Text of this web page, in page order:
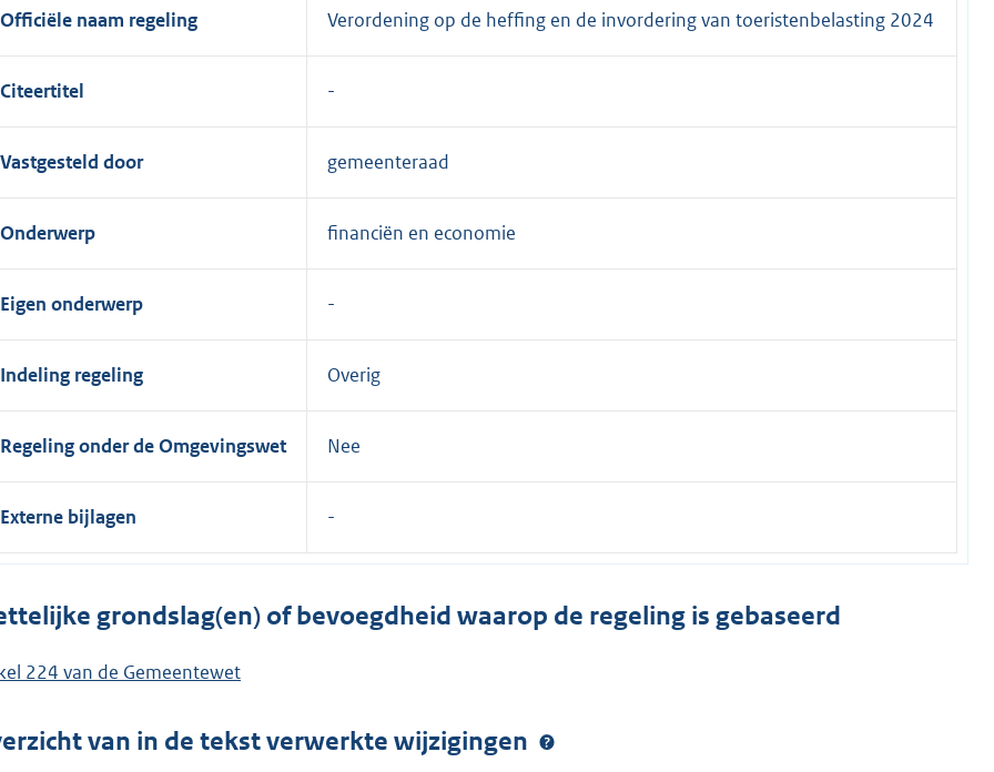
Officiële naam regeling Verordening op de heffing en de invordering van toeristenbelasting 2024
Citeertitel
Vastgesteld door gemeenteraad
Onderwerp financiën en economie
Eigen onderwerp
Indeling regeling Overig
Regeling onder de Omgevingswet Nee
Externe bijlagen
grondslag(en) of bevoegdheid waarop de regeling is gebaseerd
224 van de Gemeentewet
van in de tekst verwerkte wijzigingen